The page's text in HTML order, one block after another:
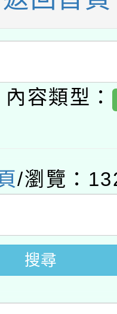
年度閱讀
業研習
工智慧
師名單
教學軟
辦理「
及節水達
日(星期六
福系列
」
景藝術
容類型：
/瀏覽：
搜尋